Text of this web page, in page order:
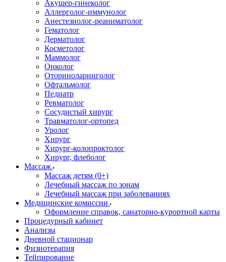
Акушер-гинеколог
Аллерголог-иммунолог
Анестезиолог-реаниматолог
Гематолог
Дерматолог
Косметолог
Маммолог
Онколог
Оториноларинголог
Офтальмолог
Педиатр
Ревматолог
Сосудистый хирург
Травматолог-ортопед
Уролог
Хирург
Хирург-колопроктолог
Хирург, флеболог
Массаж
Массаж детям (0+)
Лечебный массаж по зонам
Лечебный массаж при заболеваниях
Медицинские комиссии
Оформление справок, санаторно-курортной карты
Процедурный кабинет
Анализы
Дневной стационар
Физиотерапия
Тейпирование